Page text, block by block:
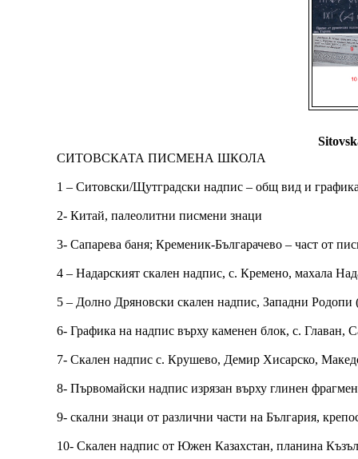
СИТОВСКАТА ПИСМЕНА ШКОЛА
1 – Ситовски/Щутградски надпис – общ вид и
2- Китай, палеолитни писмени знаци
3- Сапарева баня; Кременик-Българачево – част от
4 – Надарският скален надпис, с. Кремено, махала
5 – Долно Дряновски скален надпис, Западни Родопи
6- Графика на надпис върху каменен блок, с. Главан,
7- Скален надпис с. Крушево, Демир Хисарско,
8- Първомайски надпис изрязан върху глинен
9- скални знаци от различни части на България,
10- Скален надпис от Южен Казахстан, планина